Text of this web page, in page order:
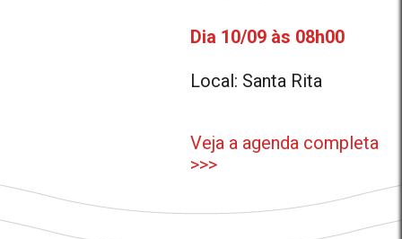
Dia 10/09 às 08h00
Local: Santa Rita
Veja a agenda completa
>>>